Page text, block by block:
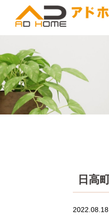
日高
2022.08.18